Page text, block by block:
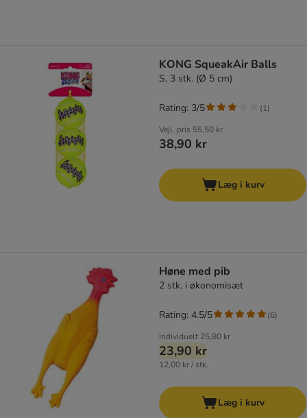
KONG SqueakAir Balls
S, 3 stk. (Ø 5 cm)
Vejl. pris 55,50 kr
38,90 kr
Rating: 3/5 (1)
Læg i kurv
Høne med pib
2 stk. i økonomisæt
Individuelt 25,80 kr
23,90 kr
12,00 kr / stk.
Rating: 4.5/5 (6)
Læg i kurv